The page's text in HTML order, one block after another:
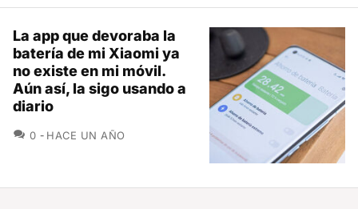
La app que devoraba la
batería de mi Xiaomi ya
no existe en mi móvil.
Aún así, la sigo usando a
diario
0 COMENTARIOS
HACE UN AÑO